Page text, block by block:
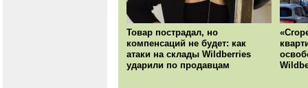
Товар пострадал, но
компенсаций не будет: как
атаки на склады Wildberries
ударили по продавцам